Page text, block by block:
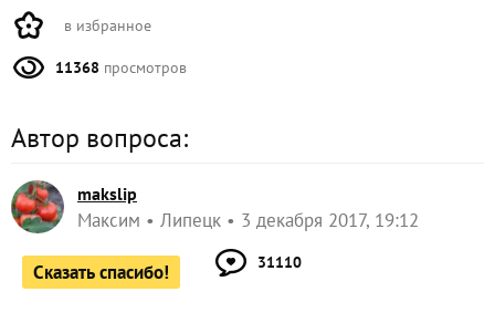
в избранное
11368 просмотров
Автор вопроса:
makslip
Максим Липецк 3 декабря 2017, 19:12
Сказать спасибо! 31110